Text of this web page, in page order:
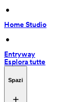
•
Home Studio
•
Entryway
Esplora tutte
Spazi